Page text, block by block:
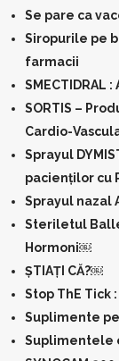
Se pare ca
Siropurile pe
farmacii
SORTIS –
Cardio-
Sprayul
pacienţilor cu
Sprayul nazal
Steriletul
Hormoni￼
ŞTIAŢI CĂ?￼
Stop ThE Tick
Suplimente
Suplimentele